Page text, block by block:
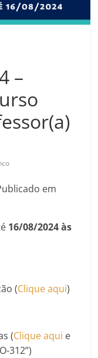
–
em
16/08/2024 às
(Clique aqui)
(Clique aqui e
312”)